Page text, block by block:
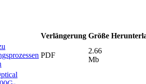
Verlängerung Größe
PDF
2.66
Mb